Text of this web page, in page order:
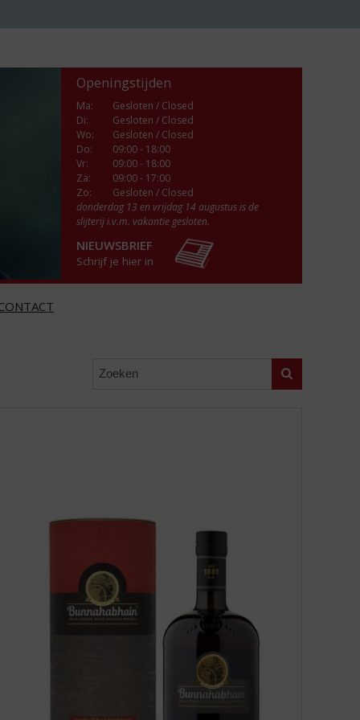
Openingstijden
Ma:
Gesloten / Closed
Di:
Gesloten / Closed
Wo:
Gesloten / Closed
Do:
09:00 - 18:00
Vr:
09:00 - 18:00
Za:
09:00 - 17:00
Zo:
Gesloten / Closed
donderdag 13 en vrijdag 14 augustus is de
slijterij i.v.m. vakantie gesloten.
NIEUWSBRIEF
Schrijf je hier in
Zoeken